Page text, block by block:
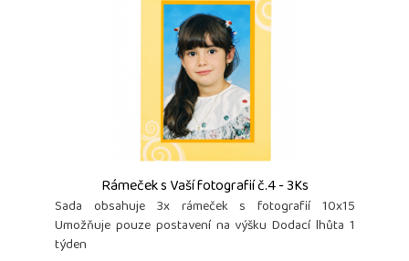
Rámeček s Vaší fotografií č.4 - 3Ks
Sada obsahuje 3x rámeček s fotografií 10x15
Umožňuje pouze postavení na výšku Dodací lhůta 1
týden